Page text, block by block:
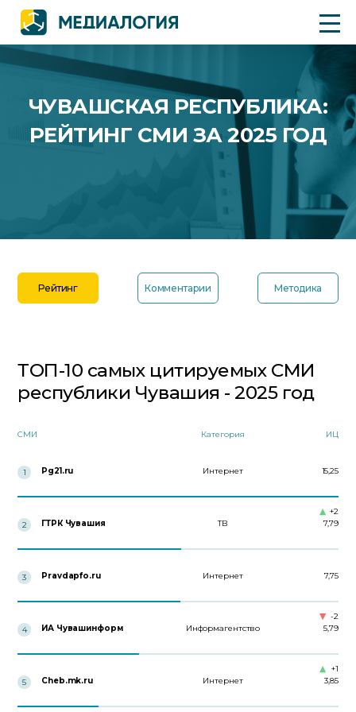
ЧУВАШСКАЯ РЕСПУБЛИКА:
РЕЙТИНГ СМИ ЗА 2025 ГОД
Рейтинг Комментарии Методика
ТОП-10 самых цитируемых СМИ
республики Чувашия - 2025 год
СМИ Категория ИЦ
1 Pg21.ru Интернет 15,25
2 ГТРК Чувашия ТВ 7,79
+2
3 Pravdapfo.ru Интернет 7,75
4 ИА Чувашинформ Информагентство 5,79
-2
5 Cheb.mk.ru Интернет 3,85
+1